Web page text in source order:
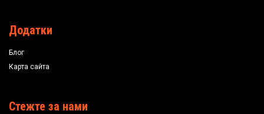
Додатки
Блог
Карта сайта
Стежте за нами